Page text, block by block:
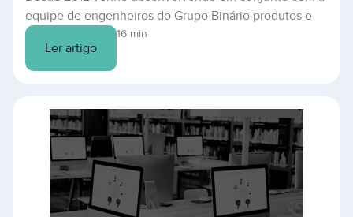
equipe de engenheiros do Grupo Binário produtos e
serviços focados em ISPs. Durante esses anos, diversas
vezes me deparei com a mesma situação, onde time
de vendas dos ISPs identifica uma demanda para
Pensando nisso, decidi elaborar este […]
Ler artigo
16 min